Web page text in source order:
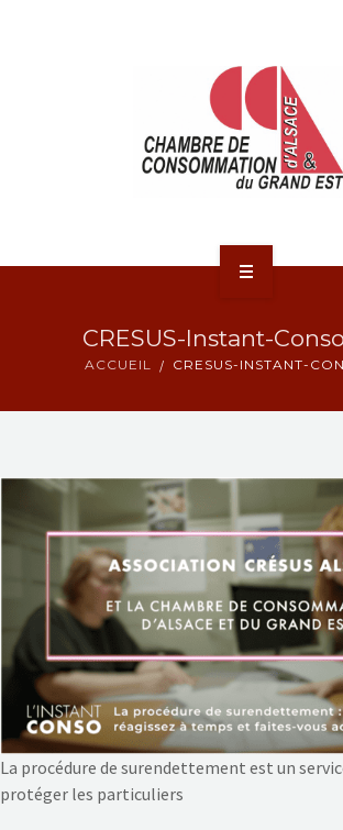
ACTUALITÉS
NOS ACTIONS
CONTACT
CRESUS-Instant-
ACCUEIL CRESUS-INSTANT-
La procédure de surendettement est un
protéger les particuliers